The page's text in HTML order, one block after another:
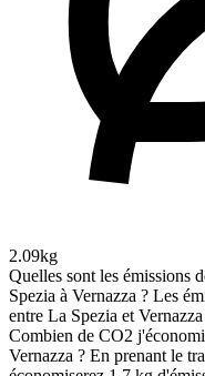
2.09kg
Quelles sont les émissions
Spezia à Vernazza ? Les
entre La Spezia et
Combien de CO2
Vernazza ? En prenant le